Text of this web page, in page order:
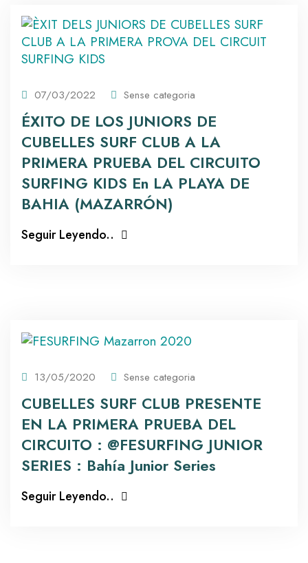
07/03/2022 Sense categoria
ÉXITO DE LOS JUNIORS DE
CUBELLES SURF CLUB A LA
PRIMERA PRUEBA DEL CIRCUITO
SURFING KIDS En LA PLAYA DE
BAHIA (MAZARRÓN)
Seguir Leyendo..
13/05/2020 Sense categoria
CUBELLES SURF CLUB PRESENTE
EN LA PRIMERA PRUEBA DEL
CIRCUITO : @FESURFING JUNIOR
SERIES : Bahía Junior Series
Seguir Leyendo..